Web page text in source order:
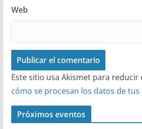
Web
Este sitio usa Akismet para reducir
cómo se procesan los datos de
Próximos eventos